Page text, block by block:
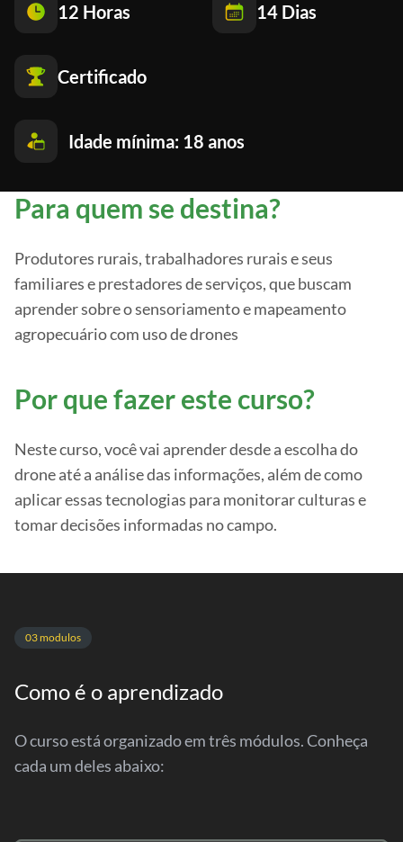
12 Horas 14 Dias
Certificado
Idade mínima: 18 anos
Para quem se destina?
Produtores rurais, trabalhadores rurais e seus
familiares e prestadores de serviços, que buscam
aprender sobre o sensoriamento e mapeamento
agropecuário com uso de drones
Por que fazer este curso?
Neste curso, você vai aprender desde a escolha do
drone até a análise das informações, além de como
aplicar essas tecnologias para monitorar culturas e
tomar decisões informadas no campo.
03 modulos
Como é o aprendizado
O curso está organizado em três módulos. Conheça
cada um deles abaixo: